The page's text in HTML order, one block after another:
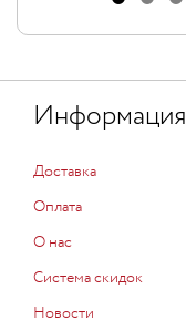
Информация
Доставка
Оплата
О нас
Система скидок
Новости